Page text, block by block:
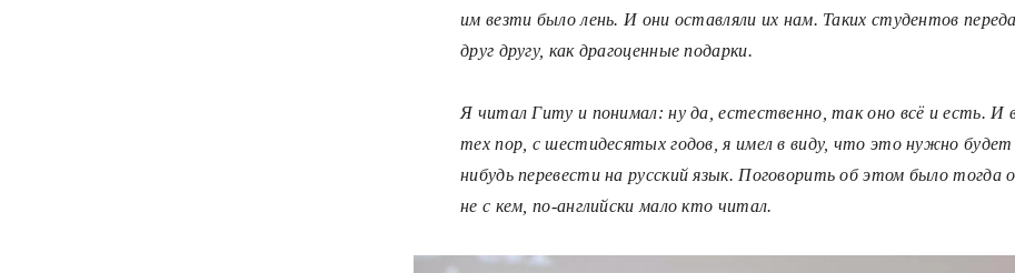
им везти было лень. И они оставляли их нам. Таких студентов
друг другу, как драгоценные подарки.
Я читал Гиту и понимал: ну да, естественно, так оно всё и есть. И
тех пор, с шестидесятых годов, я имел в виду, что это нужно будет
нибудь перевести на русский язык. Поговорить об этом было тогда
не с кем, по-английски мало кто читал.